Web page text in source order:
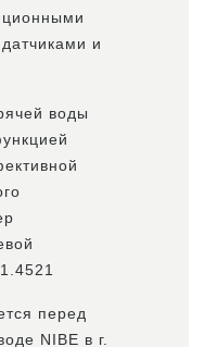
и
воды
перед
NIBE в г.